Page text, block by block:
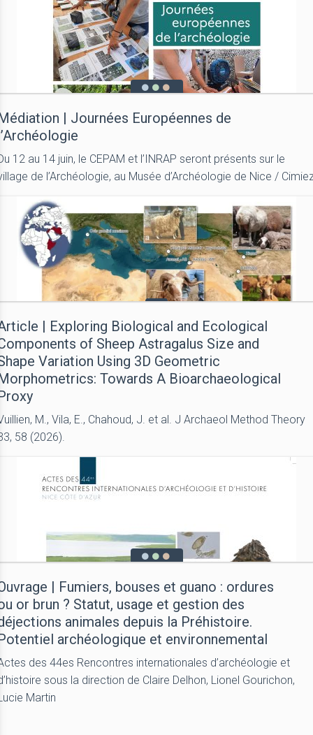
| Journées Européennes de
12 au 14 juin, le CEPAM et l’INRAP seront présents sur le
de l’Archéologie, au Musée d’Archéologie de Nice /
| Exploring Biological and Ecological
of Sheep Astragalus Size and
Variation Using 3D Geometric
Towards A Bioarchaeological
M., Vila, E., Chahoud, J. et al. J Archaeol Method Theory
58 (2026).
| Fumiers, bouses et guano : ordures
or brun ? Statut, usage et gestion des
animales depuis la Préhistoire.
archéologique et environnemental
des 44es Rencontres internationales d’archéologie et
sous la direction de Claire Delhon, Lionel Gourichon,
Martin